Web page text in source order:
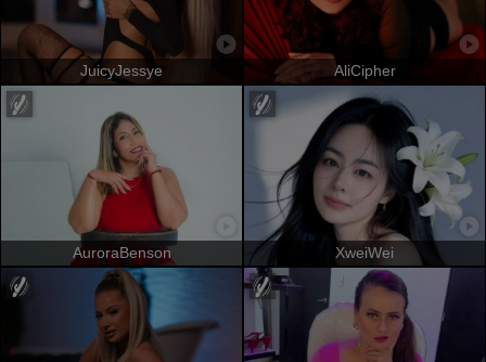
JuicyJessye AliCipher
AuroraBenson XweiWei